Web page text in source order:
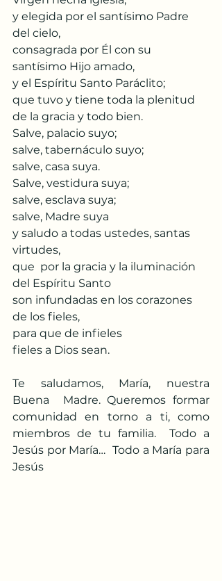
y elegida por el santísimo Padre
del cielo,
consagrada por Él con su
santísimo Hijo amado,
y el Espíritu Santo Paráclito;
que tuvo y tiene toda la plenitud
de la gracia y todo bien.
Salve, palacio suyo;
salve, tabernáculo suyo;
salve, casa suya.
Salve, vestidura suya;
salve, esclava suya;
salve, Madre suya
y saludo a todas ustedes, santas
virtudes,
que  por la gracia y la iluminación
del Espíritu Santo
son infundadas en los corazones
de los fieles,
para que de infieles
fieles a Dios sean.
Te saludamos, María, nuestra
Buena  Madre. Queremos formar
comunidad en torno a ti, como
miembros de tu familia.  Todo a
Jesús por María…  Todo a María para
Jesús